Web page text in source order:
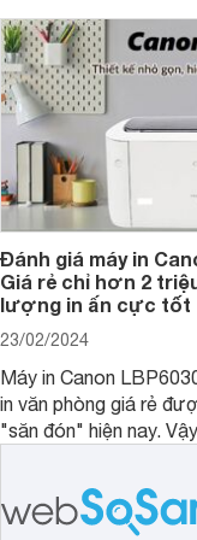
Đánh giá máy in
Giá rẻ chỉ hơn 2
lượng in ấn cực tốt
23/02/2024
Máy in Canon
in văn phòng giá rẻ
"săn đón" hiện nay.
không, bài viết đánh
LBP6030 dưới đây sẽ